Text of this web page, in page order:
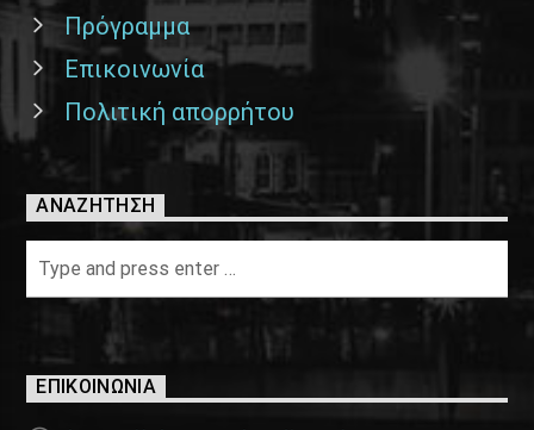
Πρόγραμμα
Επικοινωνία
Πολιτική απορρήτου
ΑΝΑΖΉΤΗΣΗ
ΕΠΙΚΟΙΝΩΝΊΑ